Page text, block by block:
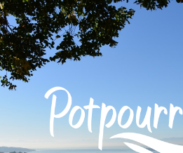
Zum
Inhalt
springen